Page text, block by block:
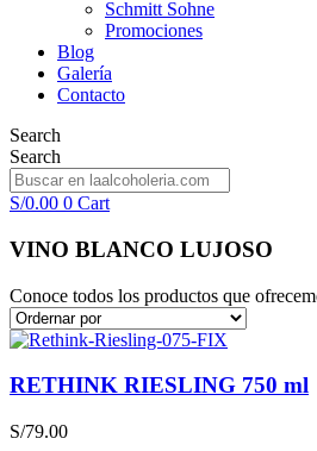
Schmitt Sohne
Promociones
Blog
Galería
Contacto
Search
Search
S/0.00 0 Cart
VINO BLANCO LUJOSO
Conoce todos los productos que
RETHINK RIESLING 750 ml
S/79.00